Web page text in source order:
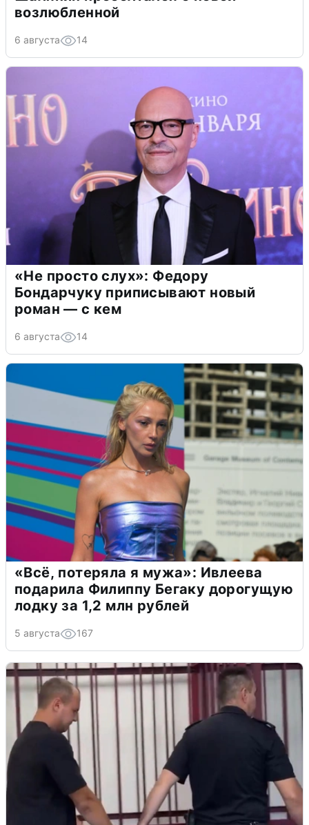
возлюбленной
6 августа 14
«Не просто слух»: Федору
Бондарчуку приписывают новый
роман — с кем
6 августа 14
«Всё, потеряла я мужа»: Ивлеева
подарила Филиппу Бегаку дорогущую
лодку за 1,2 млн рублей
5 августа 167